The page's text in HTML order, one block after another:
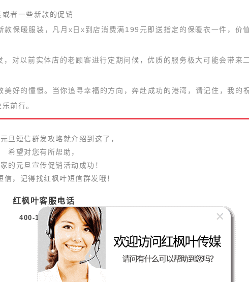
者一些新款的促销
款保暖服装，凡月x日x到店消费满199元即送指定的保暖衣一件，价
对以前实体店的老顾客进行定期问候，优质的服务极大可能会带来
美好的憧憬。当你追寻幸福的方向，奔赴成功的港湾，请记住，我的
前行。
旦短信群发攻略就介绍到这了，
希望对您有所帮助，
的元旦宣传促销活动成功！
信，记得找红枫叶短信群发哦！
红枫叶客服电话
400-163-0731